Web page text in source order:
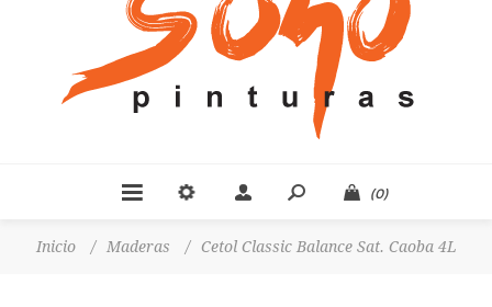
(0)
Inicio / Maderas / Cetol Classic Balance Sat. Caoba 4L